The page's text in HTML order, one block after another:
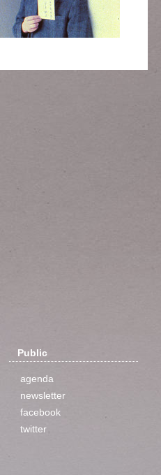
Public
agenda
newsletter
facebook
twitter